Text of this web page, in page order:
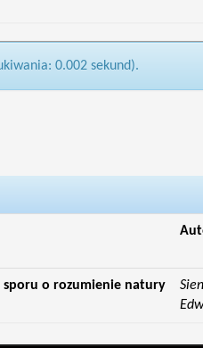
0.002 sekund).
sporu o rozumienie natury